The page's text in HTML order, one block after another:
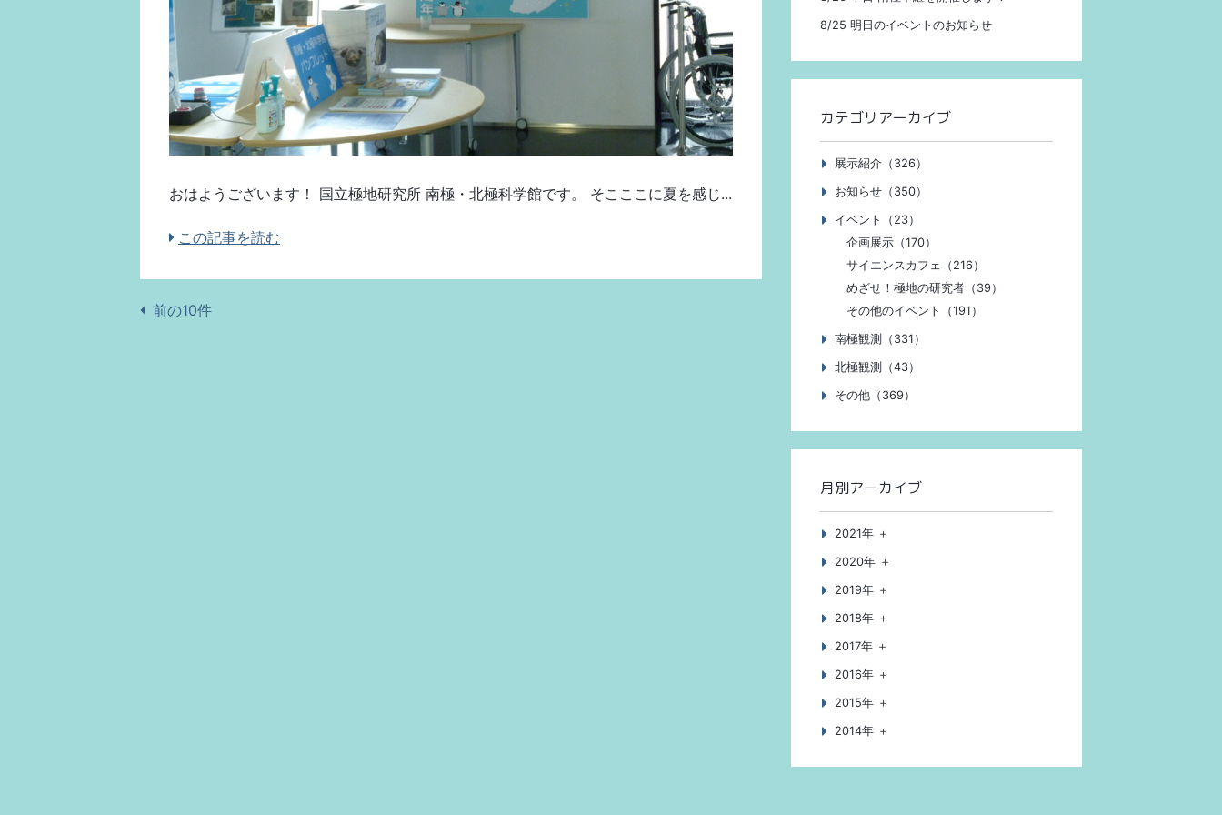
おはようございます！ 国立極地研究所 南極・北極科学館です。 そこここに夏を感じ...
この記事を読む
前の10件
8/25 明日のイベントのお知らせ
カテゴリアーカイブ
展示紹介（326）
お知らせ（350）
イベント（23）
企画展示（170）
サイエンスカフェ（216）
めざせ！極地の研究者（39）
その他のイベント（191）
南極観測（331）
北極観測（43）
その他（369）
月別アーカイブ
2021年 ＋
2020年 ＋
2019年 ＋
2018年 ＋
2017年 ＋
2016年 ＋
2015年 ＋
2014年 ＋